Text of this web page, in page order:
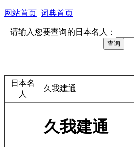
网站首页 词典首页
请输入您要查询的日本名人：
日本名
人
久我建通
久我建通